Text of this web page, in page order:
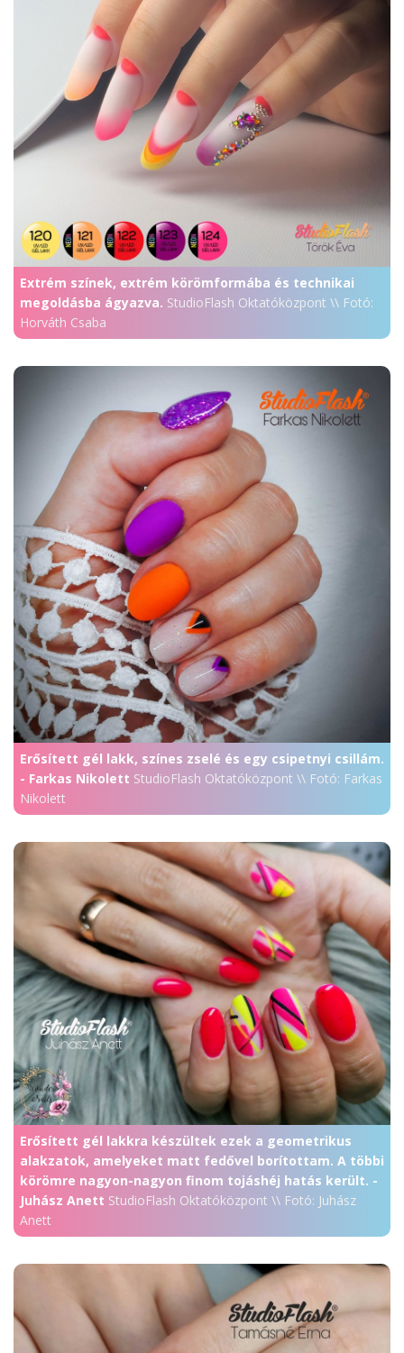
Extrém színek, extrém körömformába és technikai
megoldásba ágyazva. StudioFlash Oktatóközpont \\ Fotó:
Horváth Csaba
Erősített gél lakk, színes zselé és egy csipetnyi csillám.
- Farkas Nikolett StudioFlash Oktatóközpont \\ Fotó: Farkas
Nikolett
Erősített gél lakkra készültek ezek a geometrikus
alakzatok, amelyeket matt fedővel borítottam. A többi
körömre nagyon-nagyon finom tojáshéj hatás került. -
Juhász Anett StudioFlash Oktatóközpont \\ Fotó: Juhász
Anett